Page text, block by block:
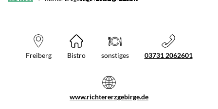
Freiberg Bistro sonstiges 03731 2062601
www.richtererzgebirge.de